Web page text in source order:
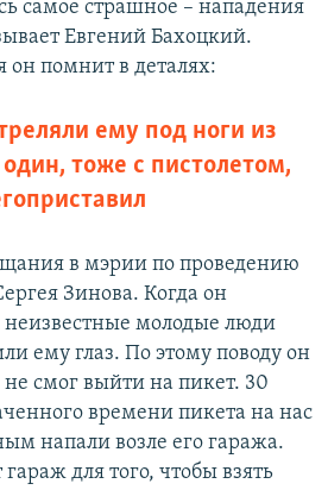
самое страшное – нападения
Евгений Бахоцкий.
он помнит в деталях:
ему под ноги из
тоже с пистолетом,
в мэрии по проведению
Зинова. Когда он
молодые люди
ему глаз. По этому поводу он
смог выйти на пикет. 30
времени пикета на нас
напали возле его гаража.
для того, чтобы взять